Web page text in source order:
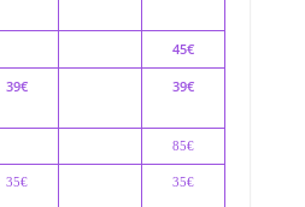
45€
39€ 39€
85€
35€ 35€